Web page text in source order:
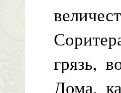
грязь,
Дома,